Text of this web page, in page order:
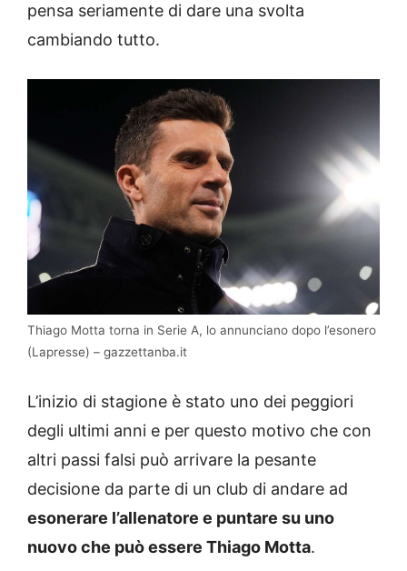
pensa seriamente di dare una svolta
cambiando tutto.
Thiago Motta torna in Serie A, lo annunciano dopo l’esonero
(Lapresse) – gazzettanba.it
L’inizio di stagione è stato uno dei peggiori
degli ultimi anni e per questo motivo che con
altri passi falsi può arrivare la pesante
decisione da parte di un club di andare ad
esonerare l’allenatore e puntare su uno
nuovo che può essere Thiago Motta.